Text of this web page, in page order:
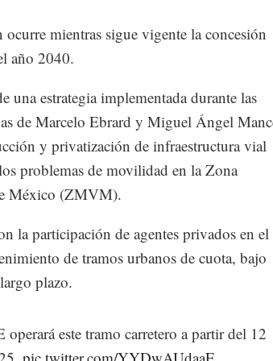
mientras sigue vigente la concesión
año 2040.
una estrategia implementada durante las
de Marcelo Ebrard y Miguel Ángel
y privatización de infraestructura vial
problemas de movilidad en la Zona
México (ZMVM).
la participación de agentes privados en el
de tramos urbanos de cuota, bajo
plazo.
operará este tramo carretero a partir del 12